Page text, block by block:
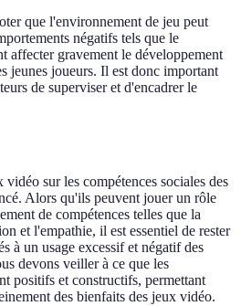
que l'environnement de jeu peut
négatifs tels que le
affecter gravement le développement
jeunes joueurs. Il est donc important
de superviser et d'encadrer le
sur les compétences sociales des
Alors qu'ils peuvent jouer un rôle
de compétences telles que la
et l'empathie, il est essentiel de rester
à un usage excessif et négatif des
devons veiller à ce que les
positifs et constructifs, permettant
des bienfaits des jeux vidéo.